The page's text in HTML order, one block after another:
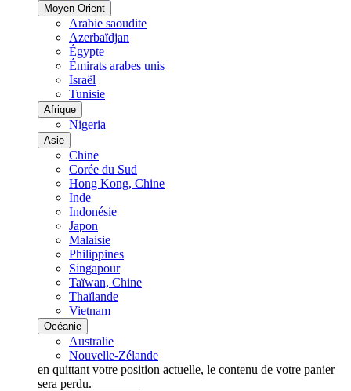
Moyen-Orient
Arabie saoudite
Azerbaïdjan
Égypte
Émirats arabes unis
Israël
Tunisie
Afrique
Nigeria
Asie
Chine
Corée du Sud
Hong Kong, Chine
Inde
Indonésie
Japon
Malaisie
Philippines
Singapour
Taïwan, Chine
Thaïlande
Vietnam
Océanie
Australie
Nouvelle-Zélande
en quittant votre position actuelle, le contenu de votre panier
sera perdu.